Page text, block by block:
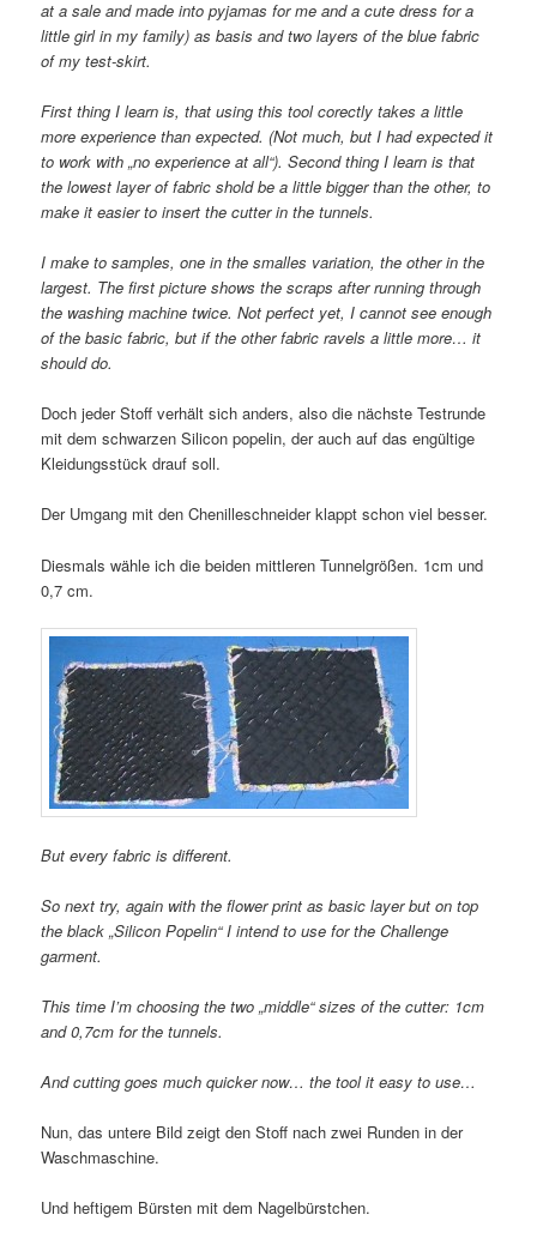
at a sale and made into pyjamas for me and a cute dress for a
little girl in my family) as basis and two layers of the blue fabric
of my test-skirt.
First thing I learn is, that using this tool corectly takes a little
more experience than expected. (Not much, but I had expected it
to work with „no experience at all“). Second thing I learn is that
the lowest layer of fabric shold be a little bigger than the other, to
make it easier to insert the cutter in the tunnels.
I make to samples, one in the smalles variation, the other in the
largest. The first picture shows the scraps after running through
the washing machine twice. Not perfect yet, I cannot see enough
of the basic fabric, but if the other fabric ravels a little more… it
should do.
Doch jeder Stoff verhält sich anders, also die nächste Testrunde
mit dem schwarzen Silicon popelin, der auch auf das engültige
Kleidungsstück drauf soll.
Der Umgang mit den Chenilleschneider klappt schon viel besser.
Diesmals wähle ich die beiden mittleren Tunnelgrößen. 1cm und
0,7 cm.
But every fabric is different.
So next try, again with the flower print as basic layer but on top
the black „Silicon Popelin“ I intend to use for the Challenge
garment.
This time I’m choosing the two „middle“ sizes of the cutter: 1cm
and 0,7cm for the tunnels.
And cutting goes much quicker now… the tool it easy to use…
Nun, das untere Bild zeigt den Stoff nach zwei Runden in der
Waschmaschine.
Und heftigem Bürsten mit dem Nagelbürstchen.